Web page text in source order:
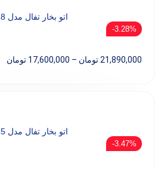
اتو بخار تفال مدل FV9848
3.28%-
21,890,000تومان –
17,600,000 تومان
اتو بخار تفال مدل FV9845
3.47%-